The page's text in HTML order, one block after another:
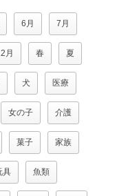
6月 7月
月 春 夏
犬 医療
女の子 介護
菓子 家族
具 魚類